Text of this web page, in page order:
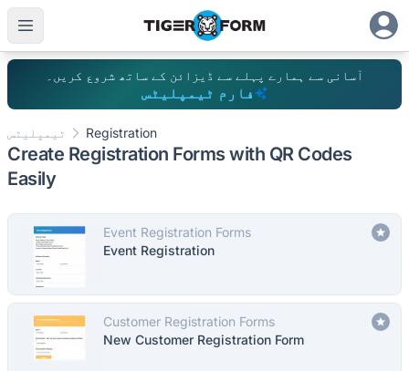
آسانی سے ہمارے پہلے سے ڈیزائن کے ساتھ شروع کریں۔
فارم ٹیمپلیٹس
ٹیمپلیٹس Registration
Create Registration Forms with QR Codes
Easily
Event Registration Forms
Event Registration
Customer Registration Forms
New Customer Registration Form